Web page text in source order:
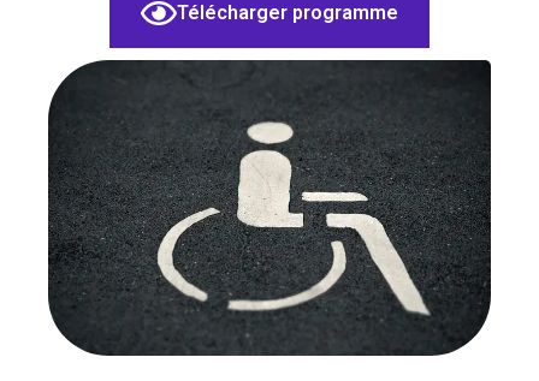
Télécharger programme